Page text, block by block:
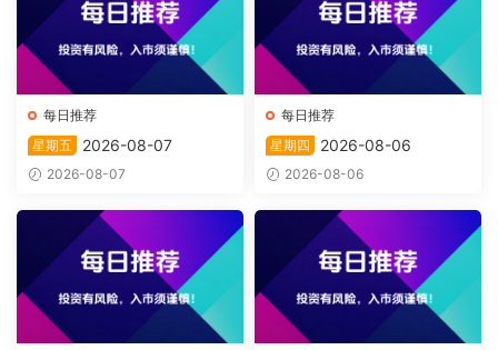
每日推荐
星期五
2026-08-07
2026-08-07
每日推荐
星期四
2026-08-06
2026-08-06